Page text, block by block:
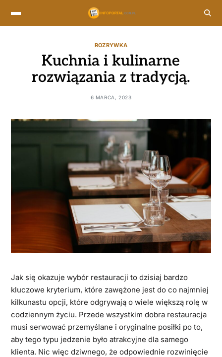
ROZRYWKA
Kuchnia i kulinarne
rozwiązania z tradycją.
6 MARCA, 2023
Jak się okazuje wybór restauracji to dzisiaj bardzo
kluczowe kryterium, które zawężone jest do co najmniej
kilkunastu opcji, które odgrywają o wiele większą rolę w
codziennym życiu. Przede wszystkim dobra restauracja
musi serwować przemyślane i oryginalne posiłki po to,
aby tego typu jedzenie było atrakcyjne dla samego
klienta. Nic więc dziwnego, że odpowiednie rozwinięcie